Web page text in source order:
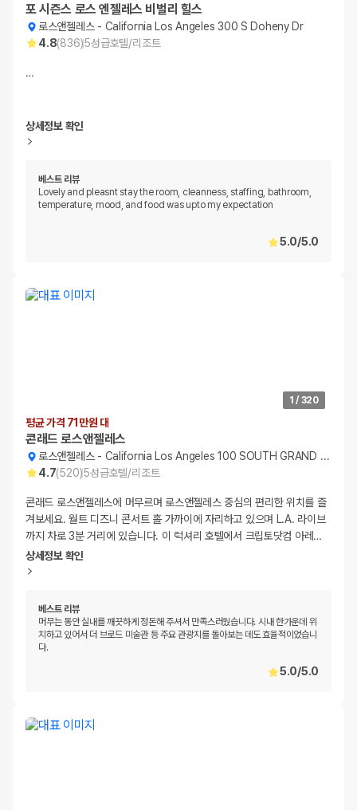
포 시즌스 로스 엔젤레스 비벌리 힐스
로스앤젤레스- California Los Angeles 300 S Doheny Dr
4.8(836)5성급호텔/리조트
…
상세정보 확인
베스트 리뷰
Lovely and pleasnt stay the room, cleanness, staffing, bathroom,
temperature, mood, and food was upto my expectation
5.0/5.0
1 / 320
평균 가격 71만원 대
콘래드 로스앤젤레스
로스앤젤레스- California Los Angeles 100 SOUTH GRAND AVENUE
4.7(520)5성급호텔/리조트
콘래드 로스앤젤레스에 머무르며 로스앤젤레스 중심의 편리한 위치를 즐
겨보세요. 월트 디즈니 콘서트 홀 가까이에 자리하고 있으며 L.A. 라이브
까지 차로 3분 거리에 있습니다. 이 럭셔리 호텔에서 크립토닷컴 아레…
상세정보 확인
베스트 리뷰
머무는 동안 실내를 깨끗하게 정돈해 주셔서 만족스러웠습니다. 시내 한가운데 위
치하고 있어서 더 브로드 미술관 등 주요 관광지를 돌아보는 데도 효율적이었습니
다.
5.0/5.0